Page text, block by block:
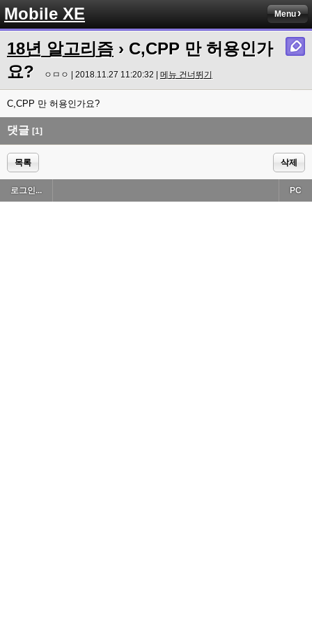
Mobile XE Menu
18년 알고리즘 › C,CPP 만 허용인가
요?
ㅇㅁㅇ | 2018.11.27 11:20:32 | 메뉴 건너뛰기
C,CPP 만 허용인가요?
댓글 [1]
목록 삭제
로그인... PC